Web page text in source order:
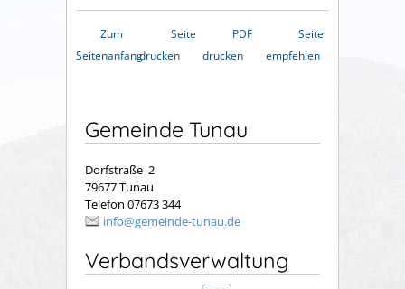
Zum
Seitenanfang
Seite
drucken
PDF
drucken
Seite
empfehlen
Gemeinde Tunau
Dorfstraße 2
79677 Tunau
Telefon 07673 344
info@gemeinde-tunau.de
Verbandsverwaltung